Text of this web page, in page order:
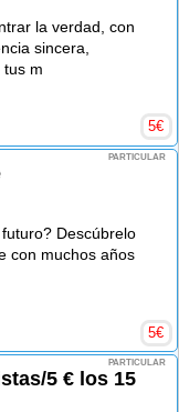
la verdad, con
sincera,
tus m
5€
PARTICULAR
Descúbrelo
con muchos años
5€
PARTICULAR
5 € los 15